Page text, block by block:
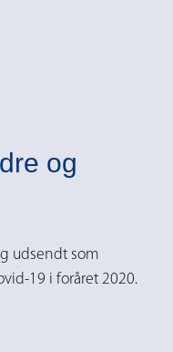
og
udsendt som
19 i foråret 2020.